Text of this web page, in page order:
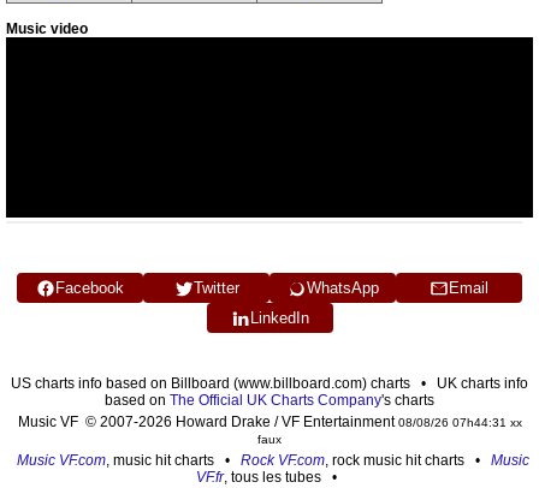
Music video
Facebook Twitter WhatsApp
Email
LinkedIn
US charts info based on Billboard (www.billboard.com) charts • UK charts info
based on The Official UK Charts Company's charts
Music VF © 2007-2026 Howard Drake / VF Entertainment08/08/26 07h44:31 xx
faux
Music VF.com, music hit charts • Rock VF.com, rock music hit charts • Music
VF.fr, tous les tubes •